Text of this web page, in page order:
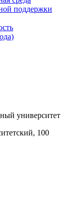
поддержки
университет
100